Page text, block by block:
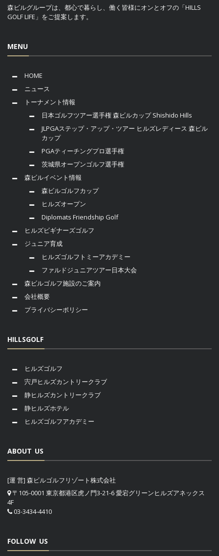
森ビルグループは、都心で暮らし、働く皆様にオンとオフの「HILLS
GOLF LIFE」をご提案します。
MENU
HOME
ニュース
トーナメント情報
日本ゴルフツアー選手権 森ビルカップ Shishido Hills
JLPGAステップ・アップ・ツアー ヒルズレディース 森ビル
カップ
PGAティーチングプロ選手権
茨城県オープンゴルフ選手権
森ビルイベント情報
森ビルゴルフカップ
ヒルズオープン
Diplomats Friendship Golf
ヒルズビギナーズゴルフ
ジュニア育成
ヒルズゴルフトミーアカデミー
ファルドジュニアツアー日本大会
森ビルゴルフ施設のご案内
会社概要
プライバシーポリシー
HILLSGOLF
ヒルズゴルフ
宍戸ヒルズカントリークラブ
静ヒルズカントリークラブ
静ヒルズホテル
ヒルズゴルフアカデミー
ABOUT US
[運 営] 森ビルゴルフリゾート株式会社
〒105-0001 東京都港区虎ノ門3-21-6 愛宕グリーンヒルズアネックス
4F
03-3434-4410
FOLLOW US